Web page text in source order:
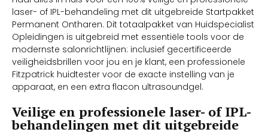
laser- of IPL-behandeling met dit uitgebreide Startpakket
Permanent Ontharen. Dit totaalpakket van Huidspecialist
Opleidingen is uitgebreid met essentiële tools voor de
modernste salonrichtlijnen: inclusief gecertificeerde
veiligheidsbrillen voor jou en je klant, een professionele
Fitzpatrick huidtester voor de exacte instelling van je
apparaat, en een extra flacon ultrasoundgel.
Veilige en professionele laser- of IPL-
behandelingen met dit uitgebreide